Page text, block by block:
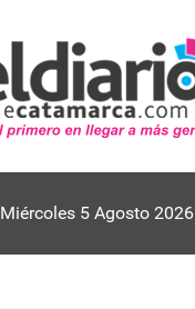
Miércoles 5 Agosto 2026